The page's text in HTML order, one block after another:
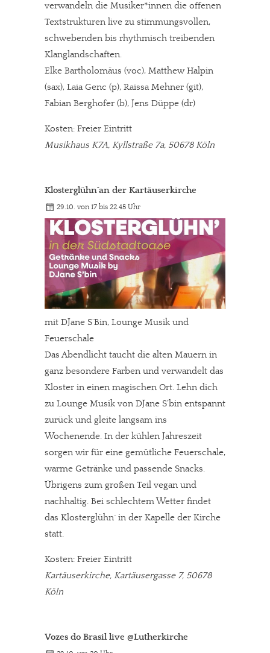
verwandeln die Musiker*innen die offenen
Textstrukturen live zu stimmungsvollen,
schwebenden bis rhythmisch treibenden
Klanglandschaften.
Elke Bartholomäus (voc), Matthew Halpin
(sax), Laia Genc (p), Raissa Mehner (git),
Fabian Berghofer (b), Jens Düppe (dr)
Kosten: Freier Eintritt
Musikhaus K7A, Kyllstraße 7a, 50678 Köln
Klosterglühn´an der Kartäuserkirche
29.10. von 17 bis 22.45 Uhr
mit DJane S´Bin, Lounge Musik und
Feuerschale
Das Abendlicht taucht die alten Mauern in
ganz besondere Farben und verwandelt das
Kloster in einen magischen Ort. Lehn dich
zu Lounge Musik von DJane S’bin entspannt
zurück und gleite langsam ins
Wochenende. In der kühlen Jahreszeit
sorgen wir für eine gemütliche Feuerschale,
warme Getränke und passende Snacks.
Übrigens zum großen Teil vegan und
nachhaltig. Bei schlechtem Wetter findet
das Klosterglühn´ in der Kapelle der Kirche
statt.
Kosten: Freier Eintritt
Kartäuserkirche, Kartäusergasse 7, 50678
Köln
Vozes do Brasil live @Lutherkirche